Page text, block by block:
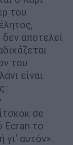
του
δεν αποτελεί
του
είναι
σε
Ecran το
γι' αυτόν».